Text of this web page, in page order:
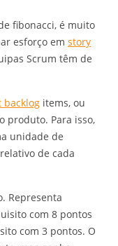
fibonacci, é muito
esforço em story
Scrum têm de
backlog items, ou
produto. Para isso,
unidade de
de cada
Representa
com 8 pontos
com 3 pontos. O